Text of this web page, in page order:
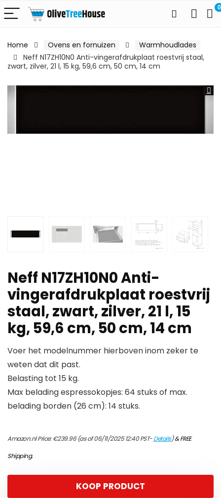
0
Home Ovens en fornuizen
Warmhoudlades
Neff N17ZH10N0 Anti-vingerafdrukplaat roestvrij staal,
zwart, zilver, 21 l, 15 kg, 59,6 cm, 50 cm, 14 cm
Neff N17ZH10N0 Anti-
vingerafdrukplaat roestvrij
staal, zwart, zilver, 21 l, 15
kg, 59,6 cm, 50 cm, 14 cm
Voer het modelnummer hierboven inom zeker te
weten dat dit past.
Belasting tot 15 kg.
Max belading espressokopjes: 64 stuks of max.
belading borden (26 cm): 14 stuks.
Amazon.nl Price:€239.96(as of 06/11/2025 12:40 PST-Details)&FREE
Shipping.
KOOP PRODUCT